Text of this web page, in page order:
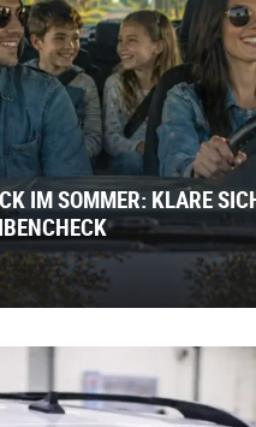
IM SOMMER: KLARE